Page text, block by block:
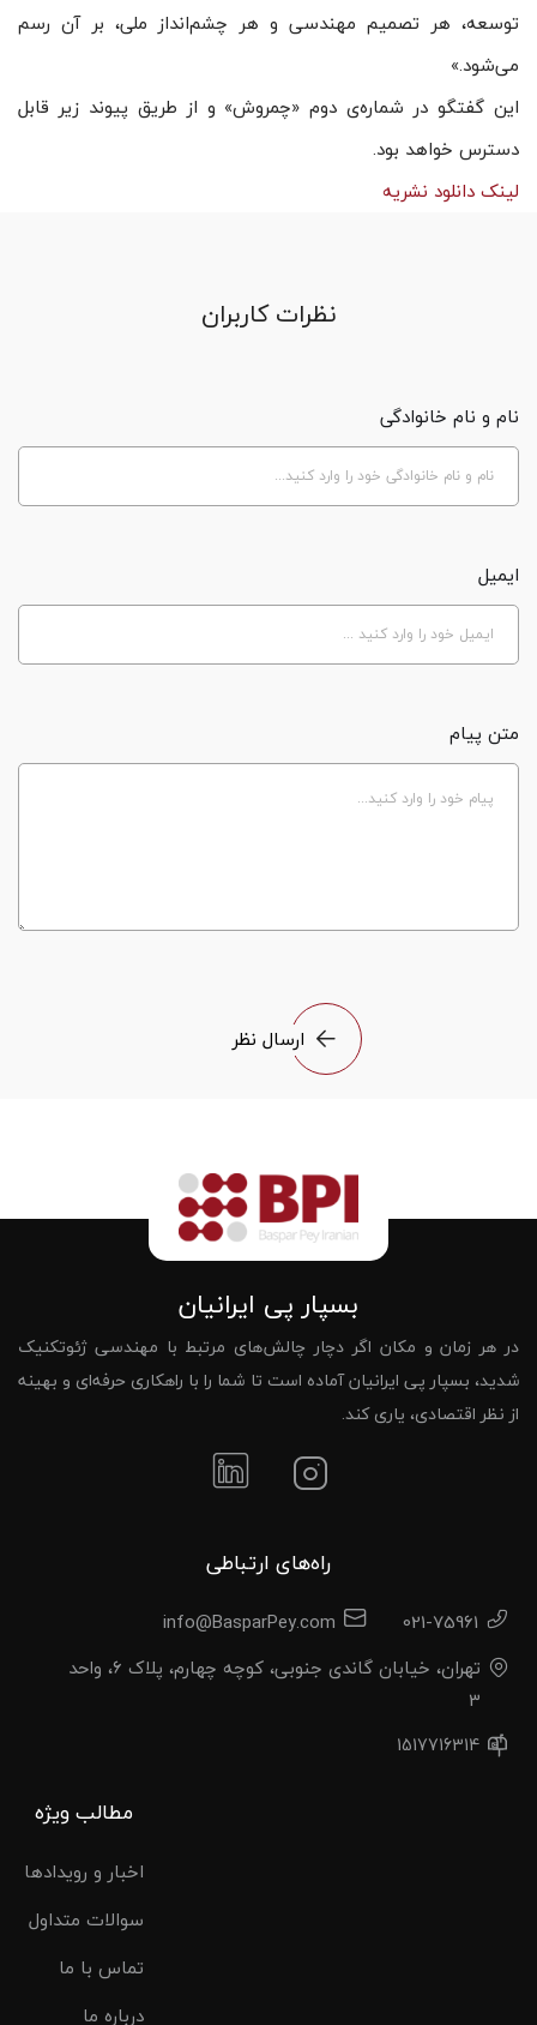
توسعه، هر تصمیم مهندسی و هر چشم‌انداز ملی، بر آن رسم
می‌شود.»
این گفتگو در شماره‌ی دوم «چمروش» و از طریق پیوند زیر قابل
دسترس خواهد بود.
لینک دانلود نشریه
نظرات کاربران
نام و نام خانوادگی
ایمیل
متن پیام
ارسال نظر
راه‌های ارتباطی
021-75961
info@BasparPey.com
تهران، خیابان گاندی جنوبی، کوچه چهارم، پلاک 6، واحد
3
1517716314
بسپار پی ایرانیان
در هر زمان و مکان اگر دچار چالش‌های مرتبط با مهندسی ژئوتکنیک
شدید، بسپار پی ایرانیان آماده است تا شما را با راهکاری حرفه‌ای و بهینه
از نظر اقتصادی، یاری کند.
مطالب ویژه
اخبار و رویدادها
سوالات متداول
تماس با ما
درباره ما